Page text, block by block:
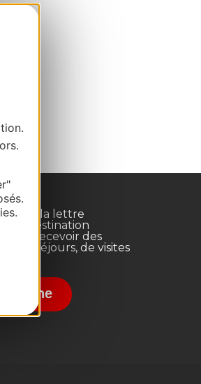
à la lettre
Destination
pour recevoir des
de séjours, de visites